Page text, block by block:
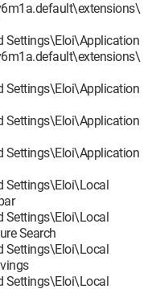
Settings\Eloi\Application
Settings\Eloi\Application
Settings\Eloi\Application
Settings\Eloi\Application
Settings\Eloi\Local
Settings\Eloi\Local
Search
Settings\Eloi\Local
Settings\Eloi\Local